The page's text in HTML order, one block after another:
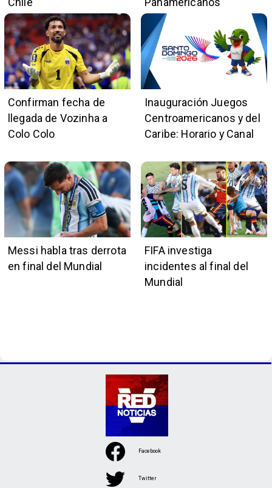
Confirman fecha de
llegada de Vozinha a
Colo Colo
Inauguración Juegos
Centroamericanos y del
Caribe: Horario y Canal
Messi habla tras derrota
en final del Mundial
FIFA investiga
incidentes al final del
Mundial
Facebook
Twitter